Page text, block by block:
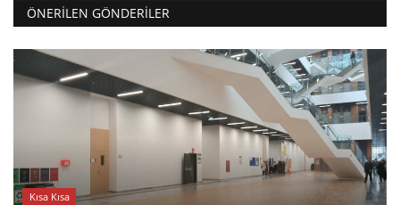
ÖNERILEN GÖNDERILER
Kısa Kısa